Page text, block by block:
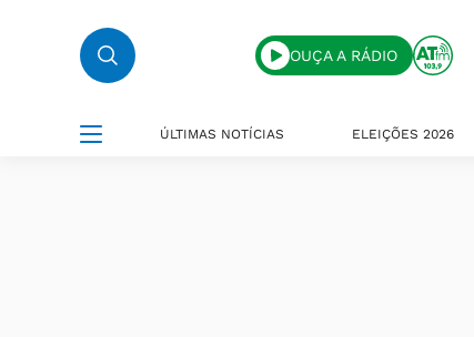
OUÇA A RÁDIO
ÚLTIMAS NOTÍCIAS ELEIÇÕES 2026